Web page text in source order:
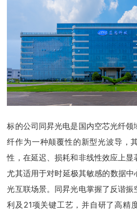
标的公司同昇光电是国内空芯光纤
纤作为一种颠覆性的新型光波导，
性，在延迟、损耗和非线性效应上显
尤其适用于对时延极其敏感的数据
光互联场景。同昇光电掌握了反谐
利及21项关键工艺，并自研了高精